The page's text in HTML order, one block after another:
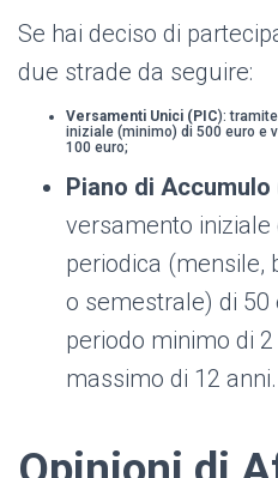
Se hai deciso di
due strade da seguire:
Versamenti Unici (PIC):
iniziale (minimo) di 500 euro e
100 euro;
Piano di Accumulo
versamento
periodica (mensile,
o semestrale) di
periodo minimo di
massimo di 12 anni.